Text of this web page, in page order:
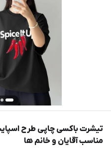
مناسب آقایان و خانم ها